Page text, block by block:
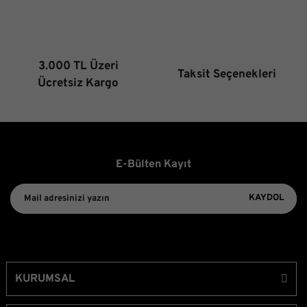
3.000 TL Üzeri
Ücretsiz Kargo
Taksit Seçenekleri
E-Bülten Kayıt
KAYDOL
KURUMSAL